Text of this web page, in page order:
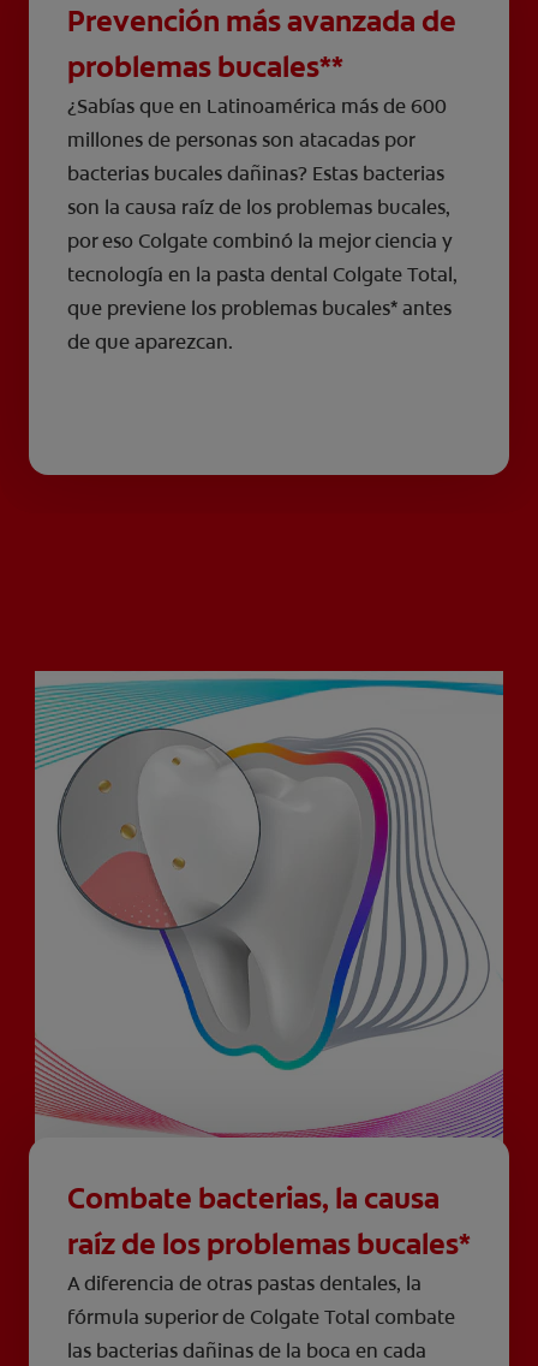
Prevención más avanzada de
problemas bucales**
¿Sabías que en Latinoamérica más de 600
millones de personas son atacadas por
bacterias bucales dañinas? Estas bacterias
son la causa raíz de los problemas bucales,
por eso Colgate combinó la mejor ciencia y
tecnología en la pasta dental Colgate Total,
que previene los problemas bucales* antes
de que aparezcan.
Combate bacterias, la causa
raíz de los problemas bucales*
A diferencia de otras pastas dentales, la
fórmula superior de Colgate Total combate
las bacterias dañinas de la boca en cada